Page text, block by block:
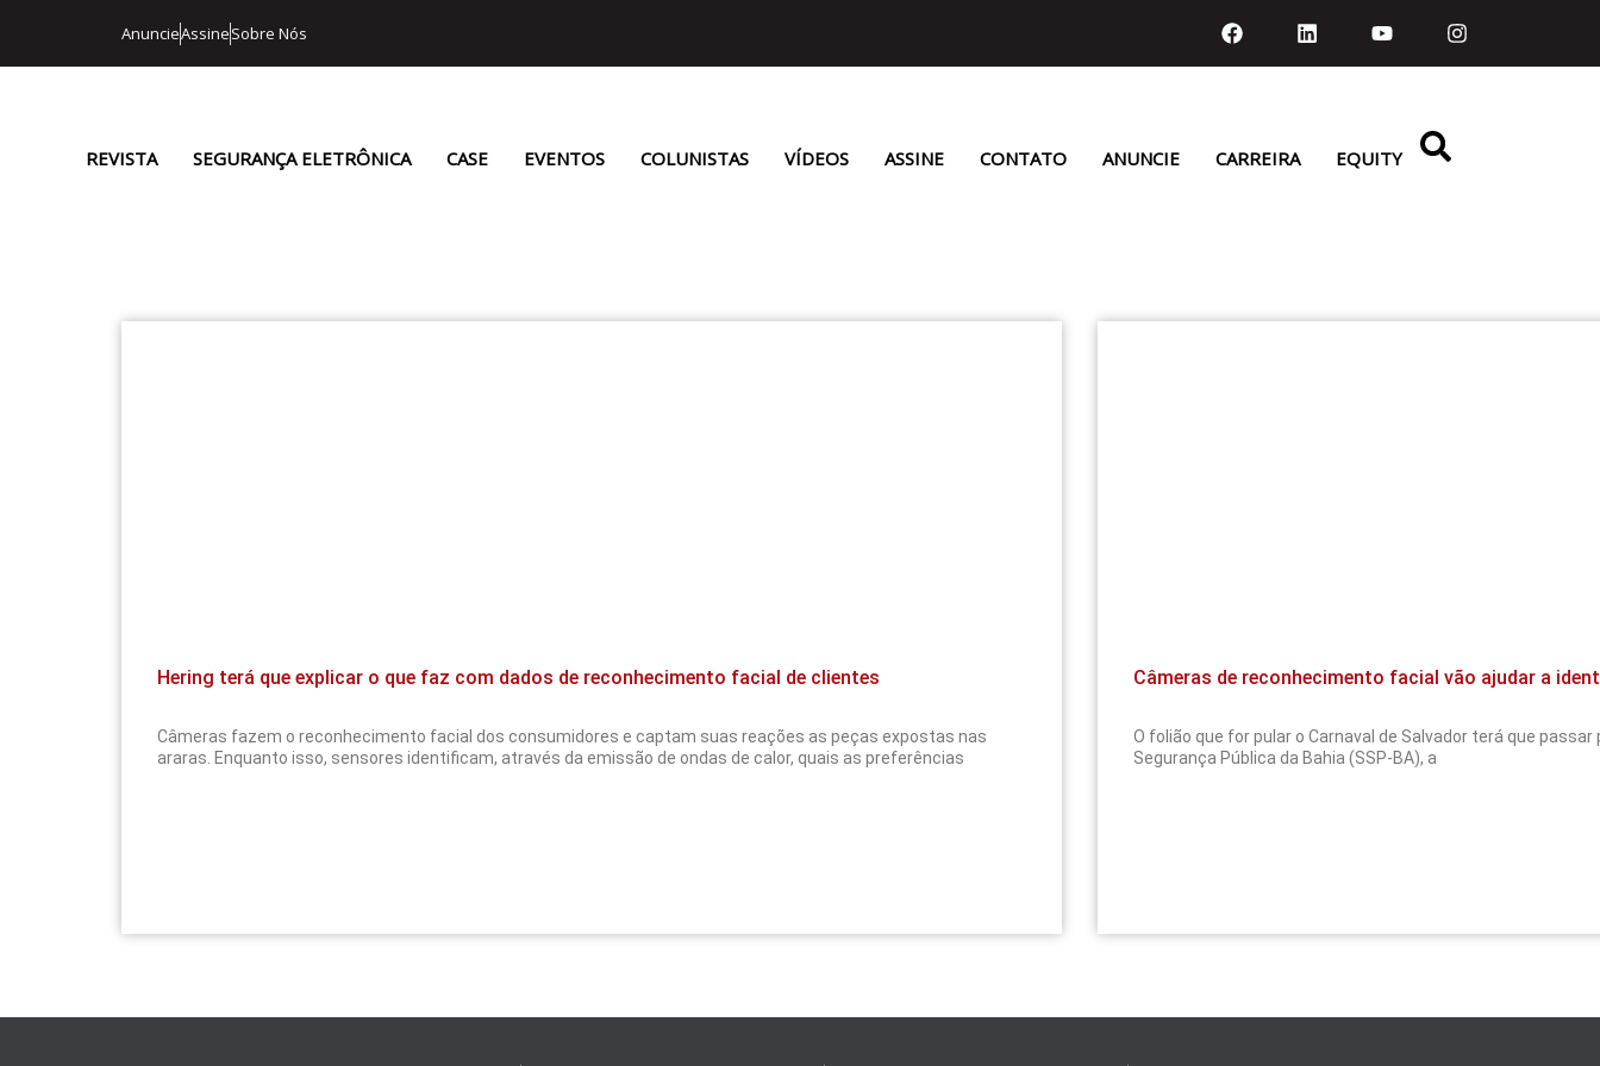
AnuncieAssineSobre Nós
REVISTA SEGURANÇA ELETRÔNICA CASE EVENTOS COLUNISTAS VÍDEOS ASSINE CONTATO ANUNCIE CARREIRA EQUITY
Hering terá que explicar o que faz com dados de reconhecimento facial de clientes
Câmeras fazem o reconhecimento facial dos consumidores e captam suas reações as peças expostas nas
araras. Enquanto isso, sensores identificam, através da emissão de ondas de calor, quais as preferências
Câmeras de reconhecimento facial vão ajudar a
O folião que for pular o Carnaval de Salvador terá que
Segurança Pública da Bahia (SSP-BA), a